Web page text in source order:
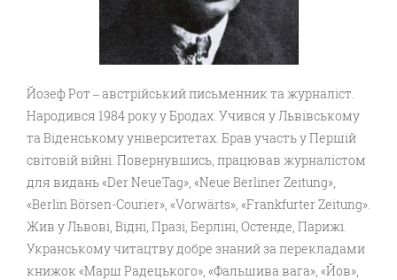
Йозеф Рот ‒ австрійський письменник та журналіст.
Народився 1984 року у Бродах. Учився у Львівському
та Віденському університетах. Брав участь у Першій
світовій війні. Повернувшись, працював журналістом
для видань «Der NeueTag», «Neue Berliner Zeitung»,
«Berlin Börsen-Courier», «Vorwärts», «Frankfurter Zeitung».
Жив у Львові, Відні, Празі, Берліні, Остенде, Парижі.
Укранському читацтву добре знаний за перекладами
книжок «Марш Радецького», «Фальшива вага», «Йов»,